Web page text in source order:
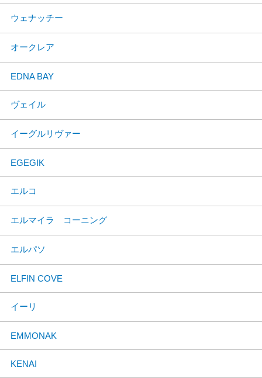
ウェナッチー
オークレア
EDNA BAY
ヴェイル
イーグルリヴァー
EGEGIK
エルコ
エルマイラ コーニング
エルパソ
ELFIN COVE
イーリ
EMMONAK
KENAI